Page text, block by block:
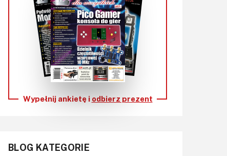
Dla Ciebie
KITy AVT
Kontakt
Wypełnij ankietę i odbierz prezent
BLOG KATEGORIE